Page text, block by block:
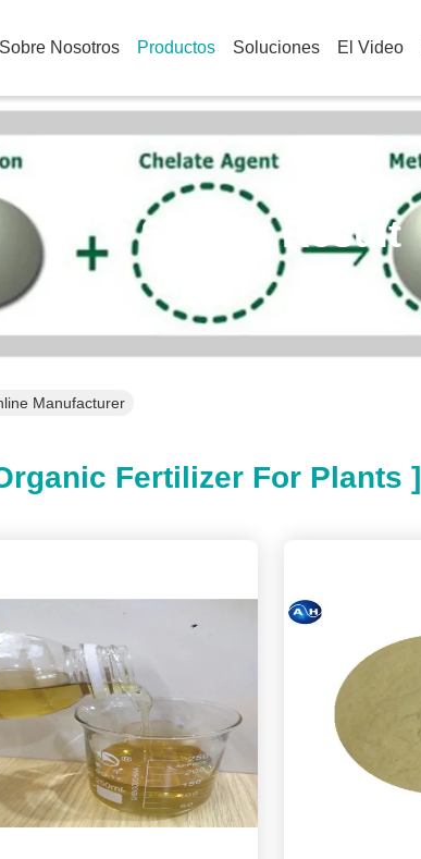
Sobre Nosotros Productos Soluciones El Video
Search Result
Manufacturer
Fertilizer For Plants ]